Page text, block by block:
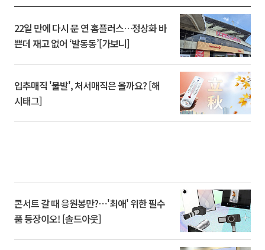
22일 만에 다시 문 연 홈플러스…정상화 바
쁜데 재고 없어 ‘발동동’[가보니]
입추매직 '불발', 처서매직은 올까요? [해
시태그]
콘서트 갈 때 응원봉만?⋯'최애' 위한 필수
품 등장이오! [솔드아웃]